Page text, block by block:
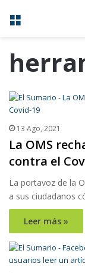
Menú
13 Ago, 2021
La OMS
contra el
La portavoz de la
a sus ciudadanos
Leer más »